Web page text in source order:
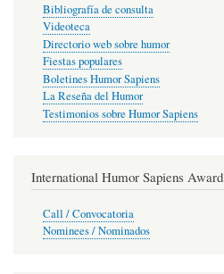
Bibliografía de consulta
Videoteca
Directorio web sobre humor
Fiestas populares
Boletines Humor Sapiens
La Reseña del Humor
Testimonios sobre Humor Sapiens
International Humor Sapiens Award
Call / Convocatoria
Nominees / Nominados